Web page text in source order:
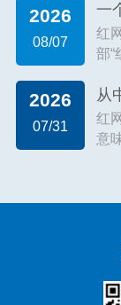
在
围”
2026
08/07
一
红网
部“
期
脑
2026
07/31
红网
意
康